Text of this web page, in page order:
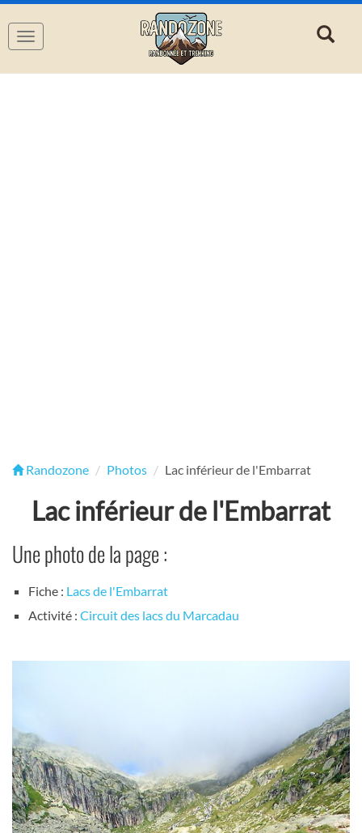
Navigation
Randozone Photos Lac inférieur de l'Embarrat
Lac inférieur de l'Embarrat
Une photo de la page :
Fiche : Lacs de l'Embarrat
Activité : Circuit des lacs du Marcadau